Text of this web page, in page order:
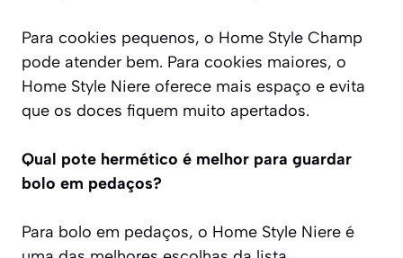
Para cookies pequenos, o Home Style Champ
pode atender bem. Para cookies maiores, o
Home Style Niere oferece mais espaço e evita
que os doces fiquem muito apertados.
Qual pote hermético é melhor para guardar
bolo em pedaços?
Para bolo em pedaços, o Home Style Niere é